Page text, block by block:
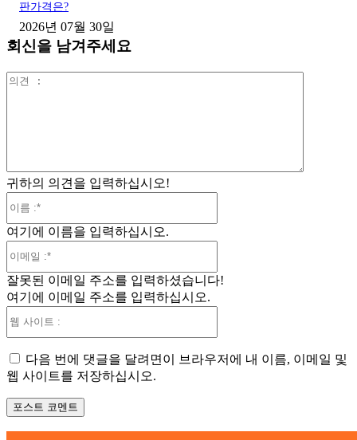
판가격은?
2026년 07월 30일
회신을 남겨주세요
귀하의 의견을 입력하십시오!
여기에 이름을 입력하십시오.
일
잘못된 이메일 주소를 입력하셨습니다!
여기에 이메일 주소를 입력하십시오.
트
다음 번에 댓글을 달려면이 브라우저에 내 이름, 이메일 및
웹 사이트를 저장하십시오.